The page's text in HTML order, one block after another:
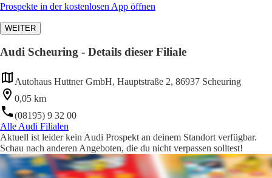
Prospekte in der kostenlosen App öffnen
WEITER
Audi Scheuring - Details dieser Filiale
Autohaus Huttner GmbH, Hauptstraße 2, 86937 Scheuring
0,05 km
(08195) 9 32 00
Alle Audi Filialen
Aktuell ist leider kein Audi Prospekt an deinem Standort verfügbar.
Schau nach anderen Angeboten, die du nicht verpassen solltest!